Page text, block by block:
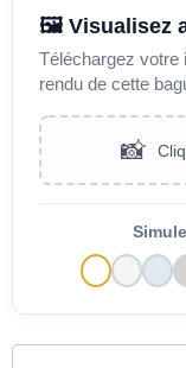
🖼️ Visualisez
Téléchargez votre
rendu de cette
📸